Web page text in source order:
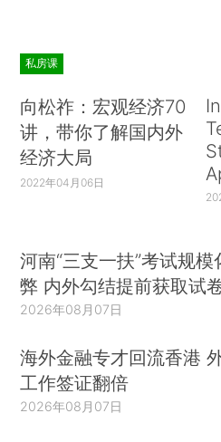
私房课
向松祚：宏观经济70
讲，带你了解国内外
经济大局
2022年04月06日
河南“三支一扶”考试规模
弊 内外勾结提前获取试
2026年08月07日
海外金融专才回流香港
工作签证翻倍
2026年08月07日